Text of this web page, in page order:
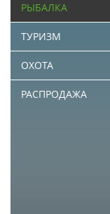
РЫБАЛКА
ТУРИЗМ
ОХОТА
РАСПРОДАЖА